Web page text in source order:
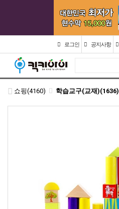
로그인 공지사항
쇼핑(4160) 학습교구(교재)(1636)